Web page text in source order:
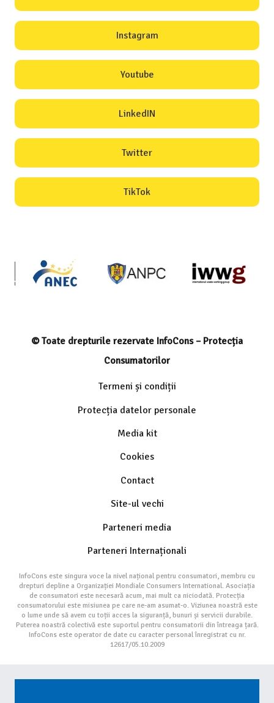
Instagram
Youtube
LinkedIN
Twitter
TikTok
© Toate drepturile rezervate InfoCons – Protecția
Consumatorilor
Termeni și condiții
Protecția datelor personale
Media kit
Cookies
Contact
Site-ul vechi
Parteneri media
Parteneri Internaționali
InfoCons este singura voce la nivel național pentru consumatori, membru cu
drepturi depline a Organizației Mondiale Consumers International. Asociația
de consumatori este necesară acum, mai mult ca niciodată. Protecția
consumatorului este misiunea pe care ne-am asumat-o. Viziunea noastră este
o lume unde să avem cu toții acces la siguranță, bunuri și servicii durabile.
Puterea noastră colectivă este suportul pentru consumatorii din întreaga țară.
InfoCons este operator de date cu caracter personal înregistrat cu nr.
12617/05.10.2009